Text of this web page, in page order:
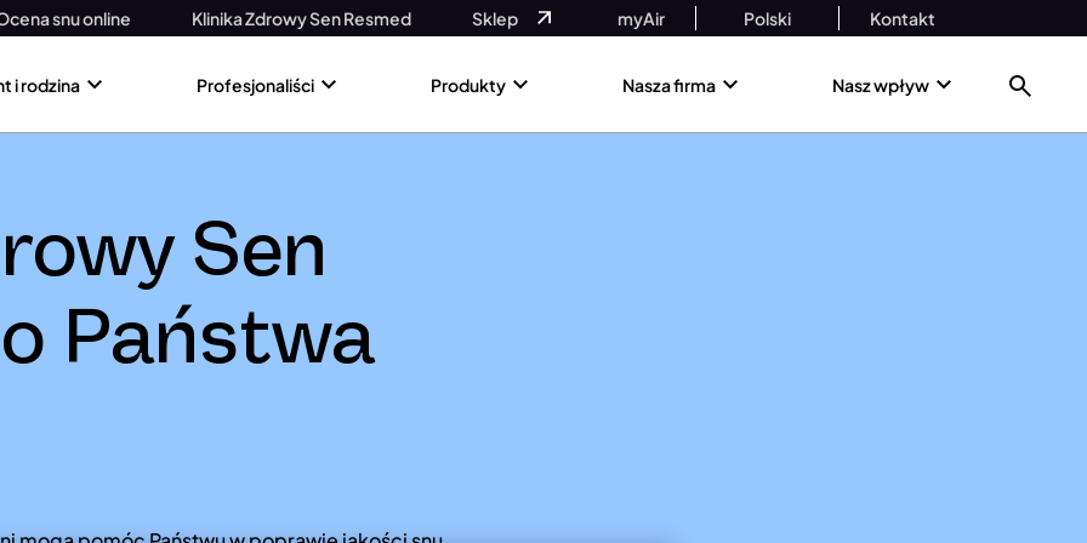
snu online Klinika Zdrowy Sen Resmed Sklep myAir Polski Kontakt
i rodzina Profesjonaliści Produkty Nasza firma Nasz wpływ
Sen
Państwa